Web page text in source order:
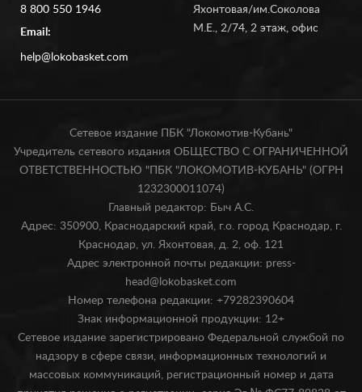
8 800 550 1946
Email:
help@lokobasket.com
Яхонтовая/им.Соколова
М.Е., 2/74, 2 этаж, офис
Сетевое издание ПБК "Локомотив-Кубань"
Учредитель сетевого издания ОБЩЕСТВО С ОГРАНИЧЕННОЙ
ОТВЕТСТВЕННОСТЬЮ "ПБК "ЛОКОМОТИВ-КУБАНЬ" (ОГРН
1232300011074)
Главный редактор: Быч А.С.
Адрес: 350900, Краснодарский край, г.о. город Краснодар, г.
Краснодар, ул. Яхонтовая, д. 2, оф. 121
Адрес электронной почты редакции: press-
head@lokobasket.com
Номер телефона редакции: +79282390604
Знак информационной продукции: 12+
Сетевое издание зарегистрировано Федеральной службой по
надзору в сфере связи, информационных технологий и
массовых коммуникаций, регистрационный номер и дата